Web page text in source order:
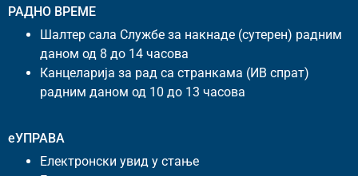
РАДНО ВРЕМЕ
Шалтер сала Службе за накнаде (сутерен) радним
даном од 8 до 14 часова
Канцеларија за рад са странкама (ИВ спрат)
радним даном од 10 до 13 часова
еУПРАВА
Електронски увид у стање